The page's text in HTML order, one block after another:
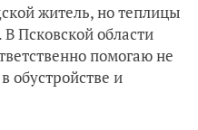
житель, но теплицы
Псковской области
помогаю не
обустройстве и